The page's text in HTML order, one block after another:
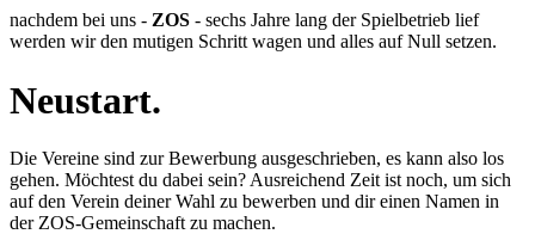
nachdem bei uns - ZOS - sechs Jahre lang der Spielbetrieb lief
werden wir den mutigen Schritt wagen und alles auf Null setzen.
Neustart.
Die Vereine sind zur Bewerbung ausgeschrieben, es kann also los
gehen. Möchtest du dabei sein? Ausreichend Zeit ist noch, um sich
auf den Verein deiner Wahl zu bewerben und dir einen Namen in
der ZOS-Gemeinschaft zu machen.